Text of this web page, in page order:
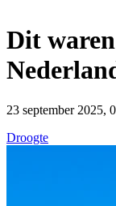
Dit
23 september 2025,
Droogte